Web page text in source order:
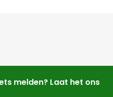
melden? Laat het ons